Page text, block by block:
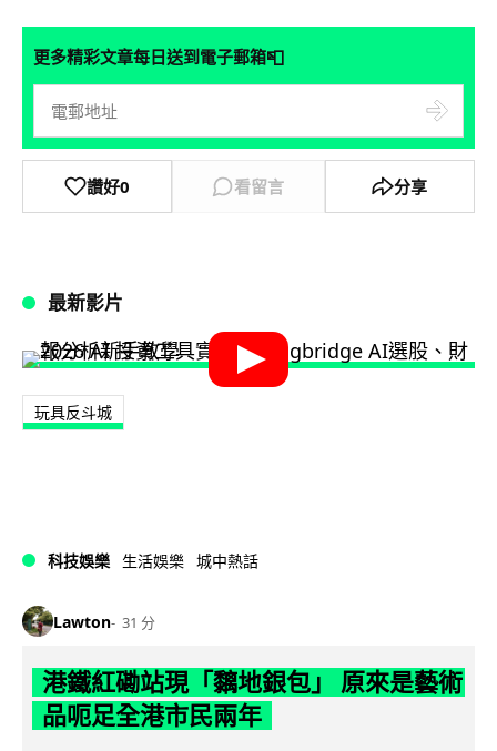
更多精彩文章每日送到電子郵箱📮
讚好0 看留言 分享
最新影片
玩具反斗城
科技娛樂 生活娛樂 城中熱話
Lawton 31 分
港鐵紅磡站現「黐地銀包」 原來是藝術
品呃足全港市民兩年